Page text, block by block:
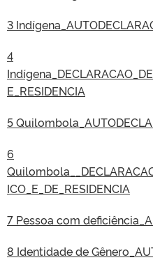
3
4
E_RESIDENCIA
5
6
ICO_E_DE_RESIDENCIA
7 Pessoa com
8 Identidade de